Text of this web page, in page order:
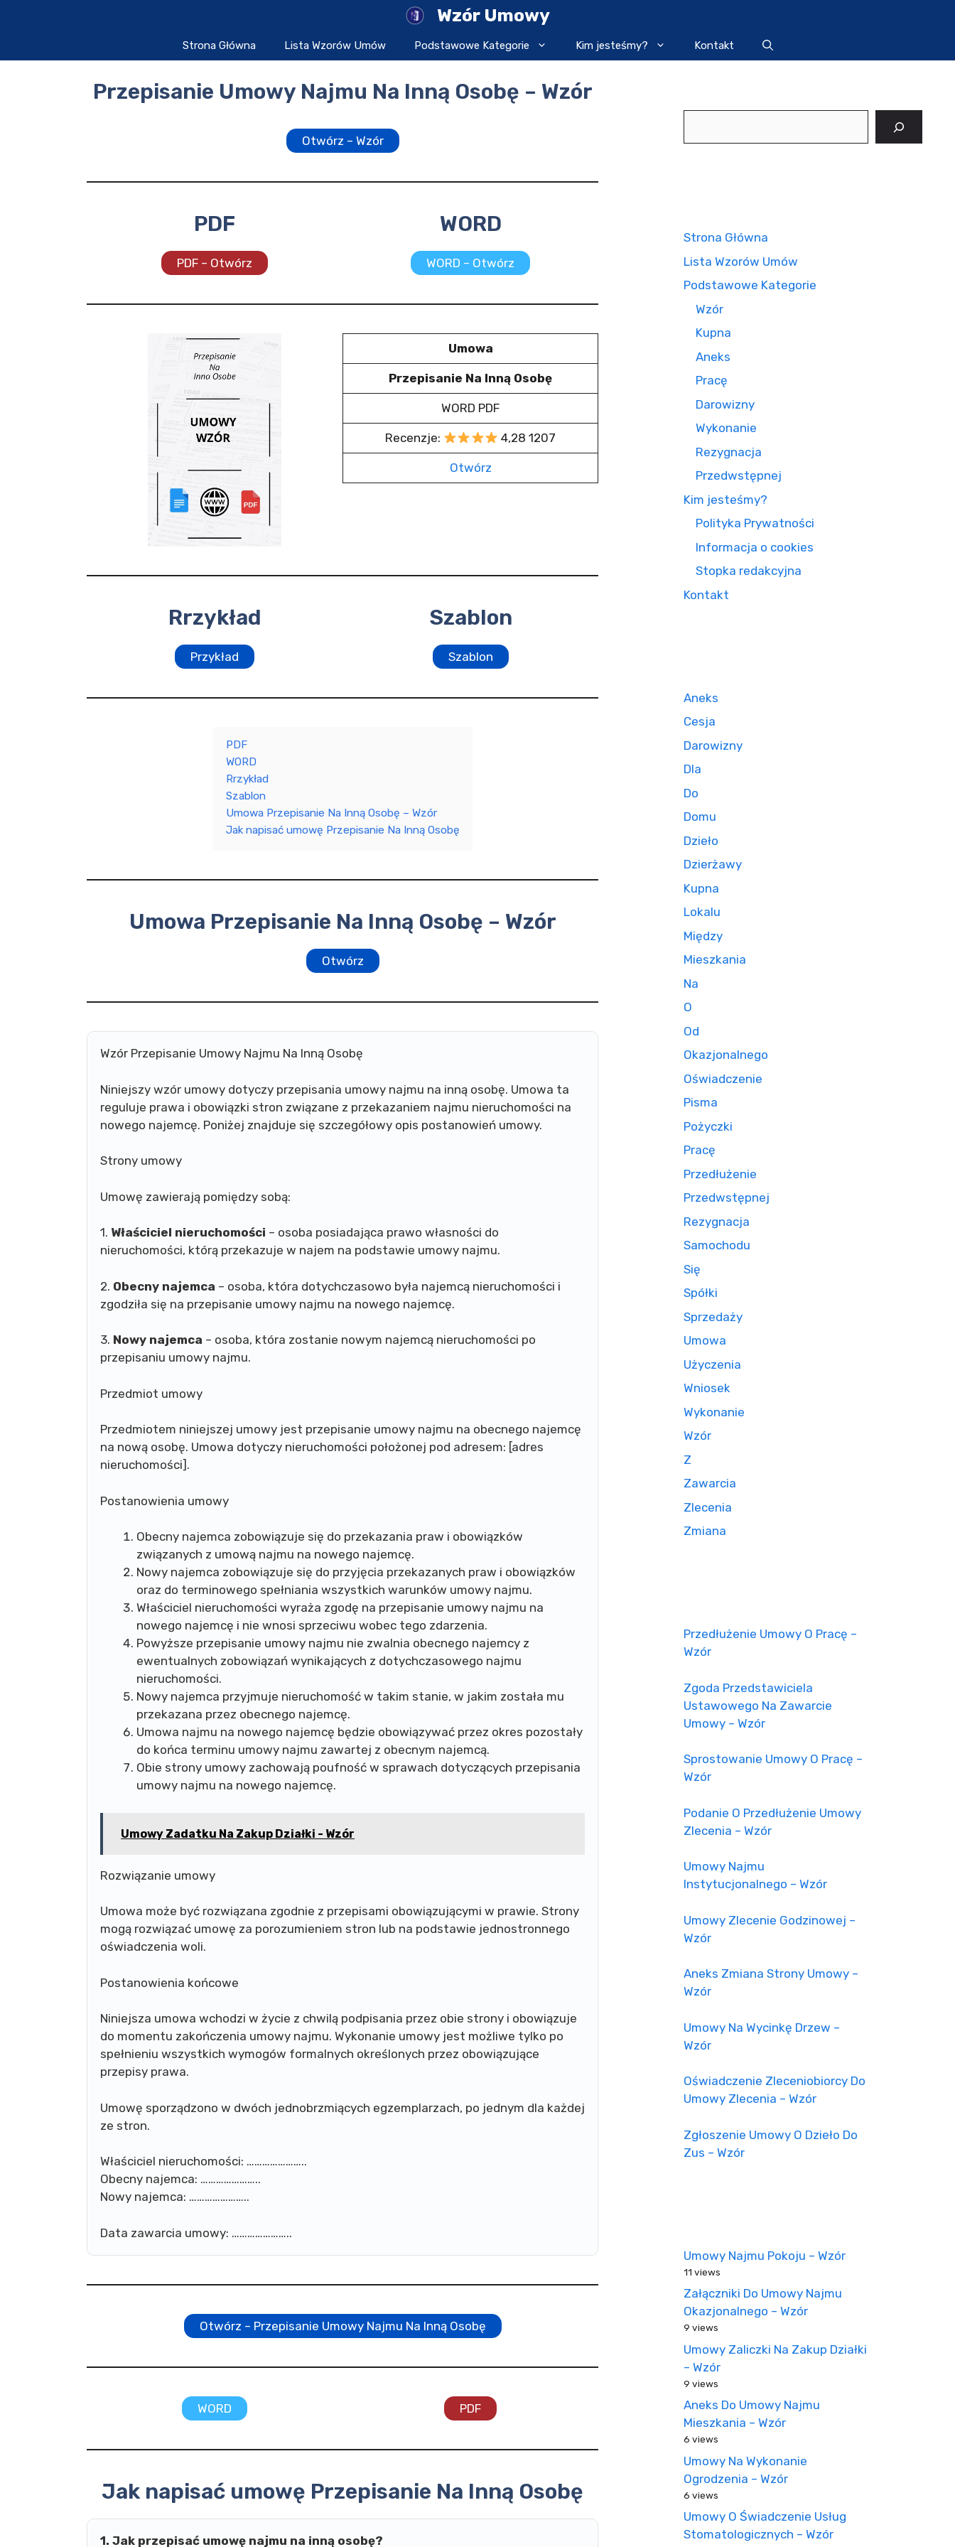
Wzór Umowy
Strona Główna Lista Wzorów Umów Podstawowe Kategorie Kim jesteśmy? Kontakt
Przepisanie Umowy Najmu Na Inną Osobę – Wzór
Otwórz – Wzór
PDF
PDF – Otwórz
WORD
WORD – Otwórz
Umowa
Przepisanie Na Inną Osobę
WORD PDF
Recenzje: 4,28 1207
Otwórz
Rrzykład
Przykład
Szablon
Szablon
PDF
WORD
Rrzykład
Szablon
Umowa Przepisanie Na Inną Osobę – Wzór
Jak napisać umowę Przepisanie Na Inną Osobę
Umowa Przepisanie Na Inną Osobę – Wzór
Otwórz
Wzór Przepisanie Umowy Najmu Na Inną Osobę
Niniejszy wzór umowy dotyczy przepisania umowy najmu na inną osobę. Umowa ta
reguluje prawa i obowiązki stron związane z przekazaniem najmu nieruchomości na
nowego najemcę. Poniżej znajduje się szczegółowy opis postanowień umowy.
Strony umowy
Umowę zawierają pomiędzy sobą:
1. Właściciel nieruchomości – osoba posiadająca prawo własności do
nieruchomości, którą przekazuje w najem na podstawie umowy najmu.
2. Obecny najemca – osoba, która dotychczasowo była najemcą nieruchomości i
zgodziła się na przepisanie umowy najmu na nowego najemcę.
3. Nowy najemca – osoba, która zostanie nowym najemcą nieruchomości po
przepisaniu umowy najmu.
Przedmiot umowy
Przedmiotem niniejszej umowy jest przepisanie umowy najmu na obecnego najemcę
na nową osobę. Umowa dotyczy nieruchomości położonej pod adresem: [adres
nieruchomości].
Postanowienia umowy
Obecny najemca zobowiązuje się do przekazania praw i obowiązków
związanych z umową najmu na nowego najemcę.
Nowy najemca zobowiązuje się do przyjęcia przekazanych praw i obowiązków
oraz do terminowego spełniania wszystkich warunków umowy najmu.
Właściciel nieruchomości wyraża zgodę na przepisanie umowy najmu na
nowego najemcę i nie wnosi sprzeciwu wobec tego zdarzenia.
Powyższe przepisanie umowy najmu nie zwalnia obecnego najemcy z
ewentualnych zobowiązań wynikających z dotychczasowego najmu
nieruchomości.
Nowy najemca przyjmuje nieruchomość w takim stanie, w jakim została mu
przekazana przez obecnego najemcę.
Umowa najmu na nowego najemcę będzie obowiązywać przez okres pozostały
do końca terminu umowy najmu zawartej z obecnym najemcą.
Obie strony umowy zachowają poufność w sprawach dotyczących przepisania
umowy najmu na nowego najemcę.
Umowy Zadatku Na Zakup Działki - Wzór
Rozwiązanie umowy
Umowa może być rozwiązana zgodnie z przepisami obowiązującymi w prawie. Strony
mogą rozwiązać umowę za porozumieniem stron lub na podstawie jednostronnego
oświadczenia woli.
Postanowienia końcowe
Niniejsza umowa wchodzi w życie z chwilą podpisania przez obie strony i obowiązuje
do momentu zakończenia umowy najmu. Wykonanie umowy jest możliwe tylko po
spełnieniu wszystkich wymogów formalnych określonych przez obowiązujące
przepisy prawa.
Umowę sporządzono w dwóch jednobrzmiących egzemplarzach, po jednym dla każdej
ze stron.
Właściciel nieruchomości: …………………..
Obecny najemca: …………………..
Nowy najemca: …………………..
Data zawarcia umowy: …………………..
Otwórz – Przepisanie Umowy Najmu Na Inną Osobę
WORD PDF
Jak napisać umowę Przepisanie Na Inną Osobę
1. Jak przepisać umowę najmu na inną osobę?
Strona Główna
Lista Wzorów Umów
Podstawowe Kategorie
Wzór
Kupna
Aneks
Pracę
Darowizny
Wykonanie
Rezygnacja
Przedwstępnej
Kim jesteśmy?
Polityka Prywatności
Informacja o cookies
Stopka redakcyjna
Kontakt
Aneks
Cesja
Darowizny
Dla
Do
Domu
Dzieło
Dzierżawy
Kupna
Lokalu
Między
Mieszkania
Na
O
Od
Okazjonalnego
Oświadczenie
Pisma
Pożyczki
Pracę
Przedłużenie
Przedwstępnej
Rezygnacja
Samochodu
Się
Spółki
Sprzedaży
Umowa
Użyczenia
Wniosek
Wykonanie
Wzór
Z
Zawarcia
Zlecenia
Zmiana
Przedłużenie Umowy O Pracę –
Wzór
Zgoda Przedstawiciela
Ustawowego Na Zawarcie
Umowy – Wzór
Sprostowanie Umowy O Pracę –
Wzór
Podanie O Przedłużenie Umowy
Zlecenia – Wzór
Umowy Najmu
Instytucjonalnego – Wzór
Umowy Zlecenie Godzinowej –
Wzór
Aneks Zmiana Strony Umowy –
Wzór
Umowy Na Wycinkę Drzew –
Wzór
Oświadczenie Zleceniobiorcy Do
Umowy Zlecenia – Wzór
Zgłoszenie Umowy O Dzieło Do
Zus – Wzór
Umowy Najmu Pokoju – Wzór
11 views
Załączniki Do Umowy Najmu
Okazjonalnego – Wzór
9 views
Umowy Zaliczki Na Zakup Działki
– Wzór
9 views
Aneks Do Umowy Najmu
Mieszkania – Wzór
6 views
Umowy Na Wykonanie
Ogrodzenia – Wzór
6 views
Umowy O Świadczenie Usług
Stomatologicznych – Wzór